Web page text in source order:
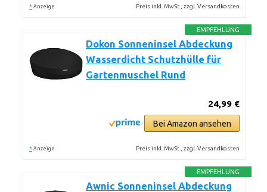
* Anzeige Preis inkl. MwSt., zzgl. Versandkosten
EMPFEHLUNG
Dokon Sonneninsel Abdeckung
Wasserdicht Schutzhülle für
Gartenmuschel Rund
24,99 €
Bei Amazon ansehen
* Anzeige Preis inkl. MwSt., zzgl. Versandkosten
EMPFEHLUNG
Awnic Sonneninsel Abdeckung